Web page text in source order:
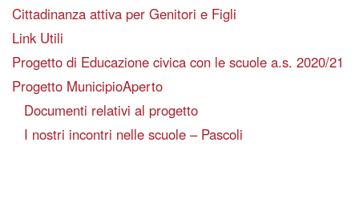
Cittadinanza attiva per Genitori e Figli
Link Utili
Progetto di Educazione civica con le scuole a.s. 2020/21
Progetto MunicipioAperto
Documenti relativi al progetto
I nostri incontri nelle scuole – Pascoli